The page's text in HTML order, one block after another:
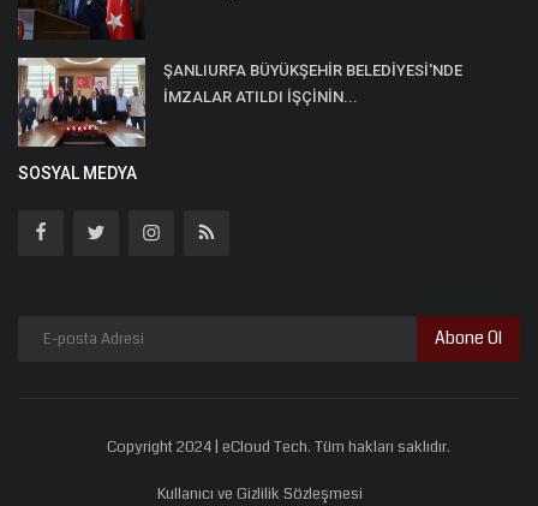
ŞANLIURFA BÜYÜKŞEHİR BELEDİYESİ'NDE
İMZALAR ATILDI İŞÇİNİN...
SOSYAL MEDYA
Abone Ol
Copyright 2024 | eCloud Tech. Tüm hakları saklıdır.
Kullanıcı ve Gizlilik Sözleşmesi